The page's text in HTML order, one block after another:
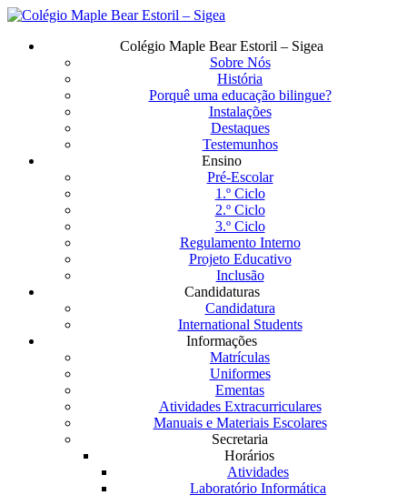
Saltar
Menu
Colégio Maple Bear Estoril – Sigea
Sobre Nós
História
Porquê uma educação bilingue?
Instalações
Destaques
Testemunhos
Ensino
Pré-Escolar
1.º Ciclo
2.º Ciclo
3.º Ciclo
Regulamento Interno
Projeto Educativo
Inclusão
Candidaturas
Candidatura
International Students
Informações
Matrículas
Uniformes
Ementas
Atividades Extracurriculares
Manuais e Materiais Escolares
Secretaria
Horários
Atividades
Laboratório Informática